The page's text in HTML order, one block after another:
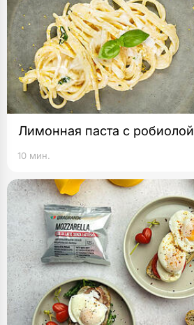
Лимонная паста с робиолой
10 мин.